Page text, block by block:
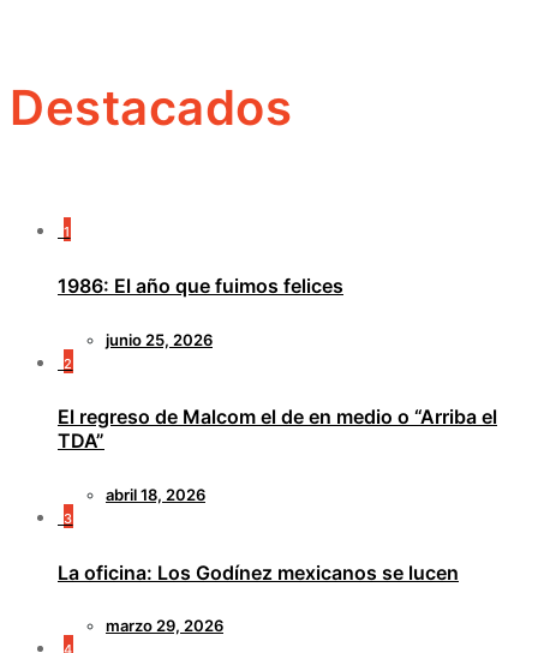
Destacados
1
1986: El año que fuimos felices
junio 25, 2026
2
El regreso de Malcom el de en medio o “Arriba el
TDA”
abril 18, 2026
3
La oficina: Los Godínez mexicanos se lucen
marzo 29, 2026